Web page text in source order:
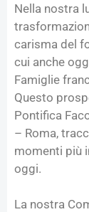
Nella nostra
carisma del
cui anche
Famiglie
Questo
Pontifica
– Roma,
momenti più
oggi.
La nostra